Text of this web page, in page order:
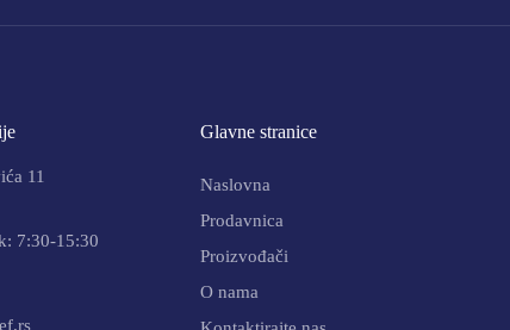
11
7:30-15:30
Glavne stranice
Naslovna
Prodavnica
Proizvođači
O nama